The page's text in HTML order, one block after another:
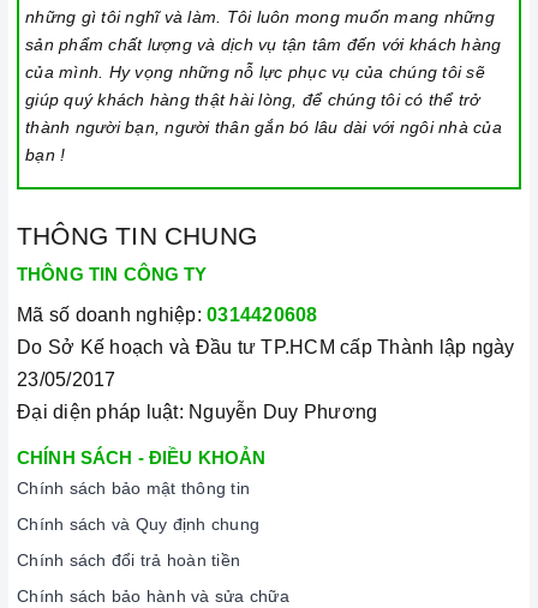
Khi không sử dụng, nên cất giữ cẩn thận và bảo quản mặt
bếp để tránh làm trầy xước, ảnh hưởng đến cảm ứng bếp..
Thường xuyên lau chùi bếp và giữ vệ sinh sạch sẽ để đảm
bảo tuổi thọ của bếp.
3. Tại sao nên chọn mua sản phẩm tại Home Best?
phẩm chính hãng 100%, có nguồn gốc, xuất xứ và chứng từ
rõ ràng.
lắp đặt, chế độ bảo hành chính hãng, hậu mãi chuyên
nghiệp, đảm bảo rằng quý khách sẽ có trải nghiệm tuyệt vời
và không gặp bất kỳ khó khăn nào trong quá trình sử dụng
sản phẩm.
Vận chuyển lắp đặt nhanh chóng:
nhân viên và kỹ thuật viên chuyên nghiệp, tận tâm sẽ đồng
hành cùng quý khách trong quá trình mua sắm và sử dụng
sản phẩm.
những gì tôi nghĩ và làm. Tôi luôn mong muốn mang những
sản phẩm chất lượng và dịch vụ tận tâm đến với khách hàng
của mình. Hy vọng những nỗ lực phục vụ của chúng tôi sẽ
giúp quý khách hàng thật hài lòng, để chúng tôi có thể trở
thành người bạn, người thân gắn bó lâu dài với ngôi nhà của
bạn !
THÔNG TIN CHUNG
THÔNG TIN CÔNG TY
Mã số doanh nghiệp: 0314420608
Do Sở Kế hoạch và Đầu tư TP.HCM cấp Thành lập ngày
23/05/2017
Đại diện pháp luật: Nguyễn Duy Phương
CHÍNH SÁCH - ĐIỀU KHOẢN
Chính sách bảo mật thông tin
Chính sách và Quy định chung
Chính sách đổi trả hoàn tiền
Chính sách bảo hành và sửa chữa